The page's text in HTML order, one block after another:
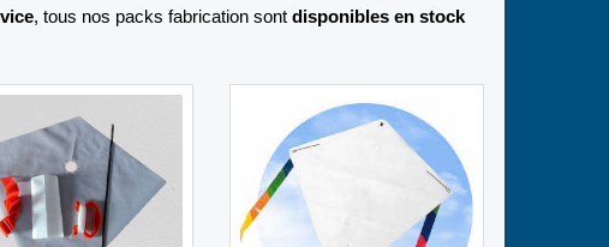
, tous nos packs fabrication sont disponibles en stock